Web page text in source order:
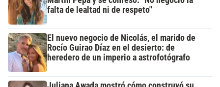
falta de lealtad ni de respeto"
El nuevo negocio de Nicolás, el marido de
Rocío Guirao Díaz en el desierto: de
heredero de un imperio a astrofotógrafo